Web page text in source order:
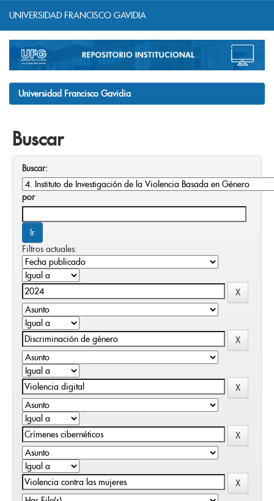
navigation
UNIVERSIDAD FRANCISCO GAVIDIA
Universidad Francisco Gavidia
Buscar
Buscar:
por
Filtros actuales: